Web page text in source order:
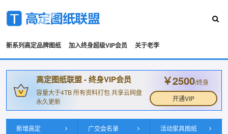
新系列高定品牌图纸 加入终身超级VIP会员 关于老李
高定图纸联盟 - 终身VIP会员
容量大于4TB 所有资料打包 共享云网盘
永久更新
￥2500/终身
开通VIP
新增高定 广交会名录 活动家具图纸